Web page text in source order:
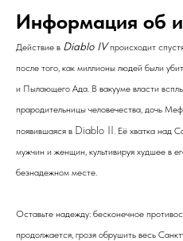
Информация об
Действие в Diablo IVпроисходит
после того, как миллионы людей были
и Пылающего Ада. В вакууме власти
прародительницы человечества, дочь
появившаяся в Diablo II. Её хватка над
мужчин и женщин, культивируя худшее в
безнадежном месте.
Оставьте надежду: бесконечное
продолжается, грозя обрушить весь